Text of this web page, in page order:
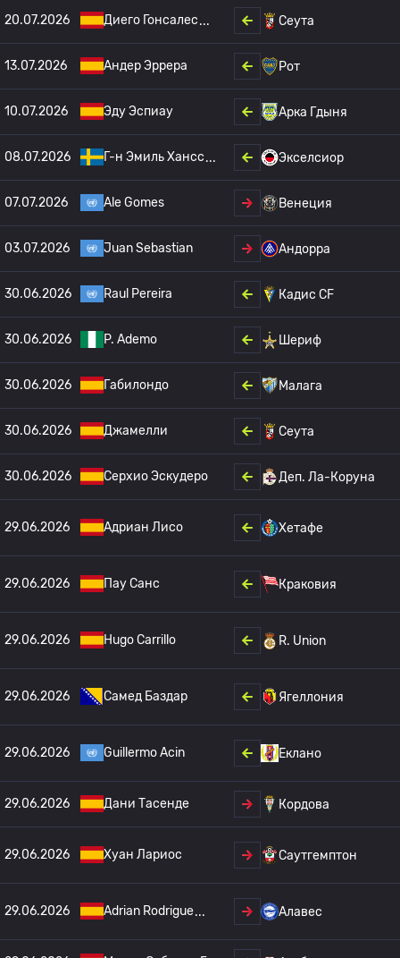
20.07.2026 Диего Гонсалес Сеута
13.07.2026 Андер Эррера Рот
10.07.2026 Эду Эспиау Арка Гдыня
08.07.2026 Г-н Эмиль Хансс Экселсиор
07.07.2026 Ale Gomes Венеция
03.07.2026 Juan Sebastian Андорра
30.06.2026 Raul Pereira Кадис CF
30.06.2026 P. Ademo Шериф
30.06.2026 Габилондо Малага
30.06.2026 Джамелли Сеута
30.06.2026 Серхио Эскудеро Деп. Ла-Коруна
29.06.2026 Адриан Лисо Хетафе
29.06.2026 Пау Санс Краковия
29.06.2026 Hugo Carrillo R. Union
29.06.2026 Самед Баздар Ягеллония
29.06.2026 Guillermo Acin Еклано
29.06.2026 Дани Тасенде Кордова
29.06.2026 Хуан Лариос Саутгемптон
29.06.2026 Adrian Rodrigue Алавес